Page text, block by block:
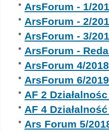
ArsForum - 1/
ArsForum - 2/
ArsForum - 3/
ArsForum -
ArsForum 4/2018
ArsForum 6/2019
AF 2
AF 4
Ars Forum 5/